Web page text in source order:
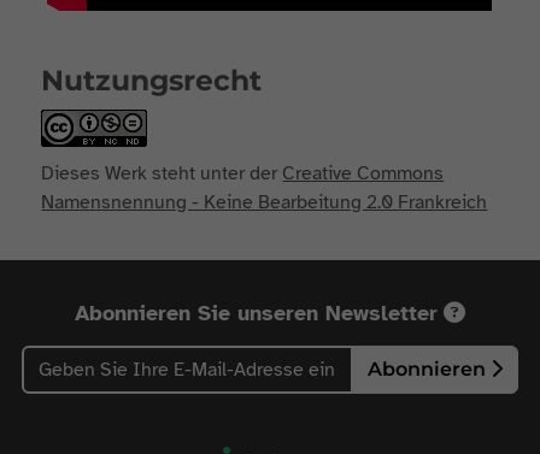
Nutzungsrecht
Dieses Werk steht unter der Creative Commons
Namensnennung - Keine Bearbeitung 2.0 Frankreich
Abonnieren Sie unseren Newsletter
Abonnieren